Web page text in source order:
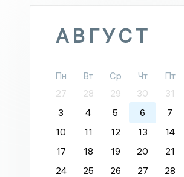
АВГУСТ
Пн Вт Ср Чт Пт
27
28 29 30 31
3
4 5 6 7
10
11 12 13 14
17
18 19 20 21
24
25 26 27 28